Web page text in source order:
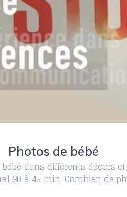
Photos de bébé
dans différents décors
30 à 45 min. Combien de